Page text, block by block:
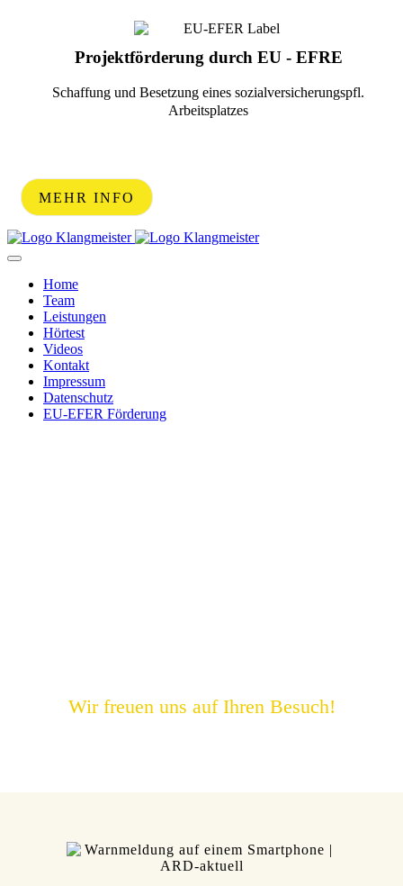
Projektförderung durch EU - EFRE
Schaffung und Besetzung eines sozialversicherungspfl.
Arbeitsplatzes
MEHR INFO
Home
Team
Leistungen
Hörtest
Videos
Kontakt
Impressum
Datenschutz
EU-EFER Förderung
Wir freuen uns auf Ihren Besuch!